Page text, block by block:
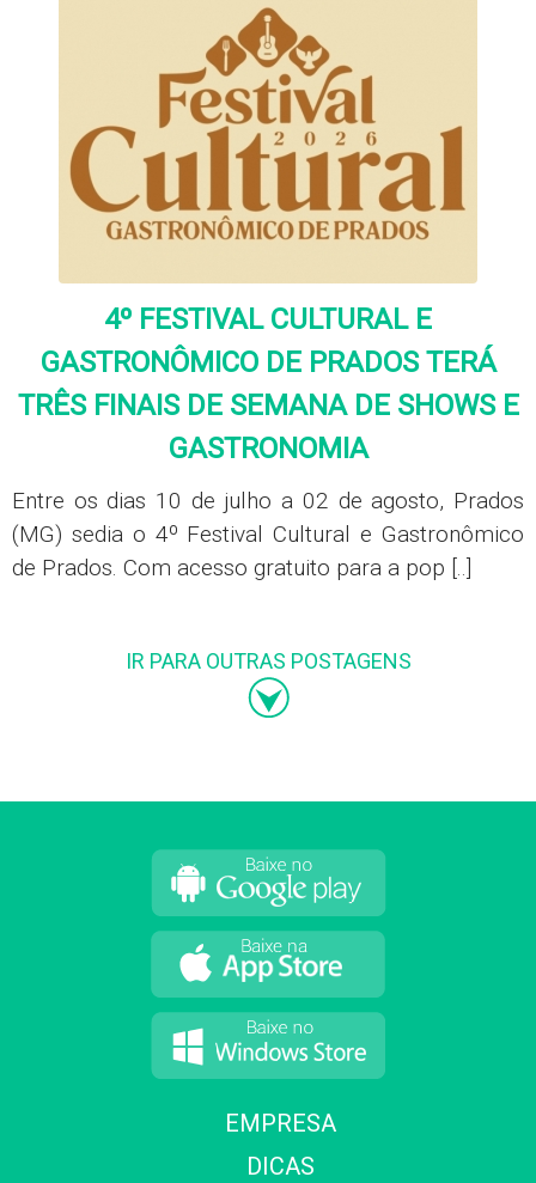
4º FESTIVAL CULTURAL E
GASTRONÔMICO DE PRADOS TERÁ
TRÊS FINAIS DE SEMANA DE SHOWS E
GASTRONOMIA
Entre os dias 10 de julho a 02 de agosto, Prados
(MG) sedia o 4º Festival Cultural e Gastronômico
de Prados. Com acesso gratuito para a pop [..]
IR PARA OUTRAS POSTAGENS
EMPRESA
DICAS